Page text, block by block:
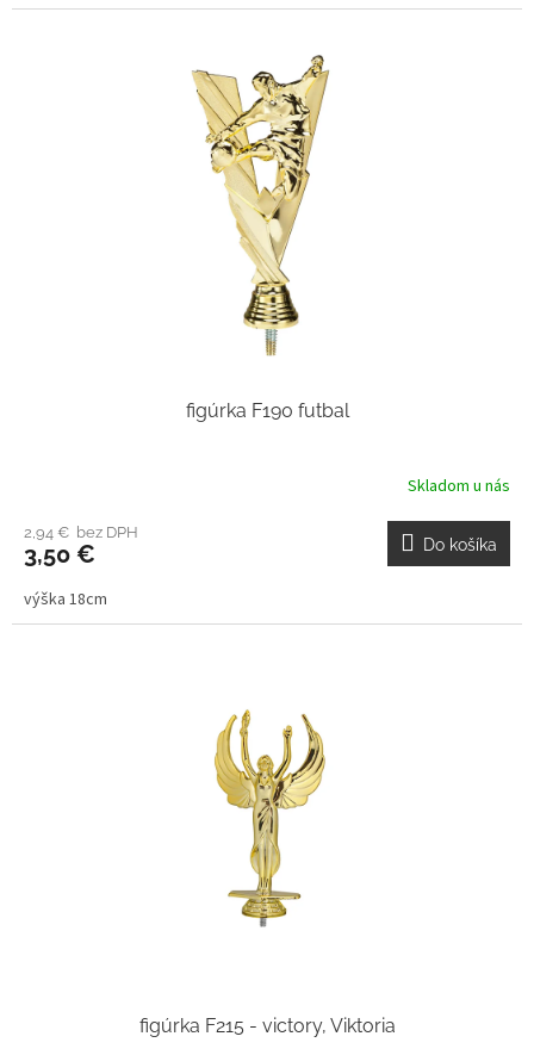
figúrka F190 futbal
Skladom u nás
2,94 € bez DPH
3,50 € Do košíka
výška 18cm
figúrka F215 - victory, Viktoria